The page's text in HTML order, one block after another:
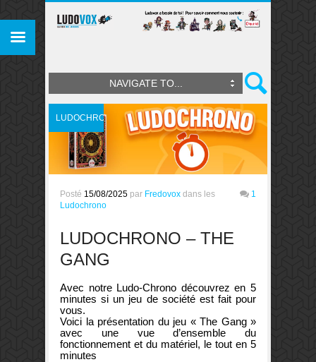
NAVIGATE TO...
LUDOCHRONO
Posté 15/08/2025 par Fredovox dans les
Ludochrono
1
LUDOCHRONO – THE
GANG
Avec notre Ludo-Chrono découvrez en 5
minutes si un jeu de société est fait pour
vous.
Voici la présentation du jeu « The Gang »
avec une vue d’ensemble du
fonctionnement et du matériel, le tout en 5
minutes